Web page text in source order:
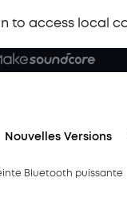
to access local
Nouvelles Versions
Bluetooth puissante